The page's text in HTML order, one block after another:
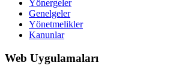
Yönergeler
Genelgeler
Yönetmelikler
Kanunlar
Web Uygulamaları